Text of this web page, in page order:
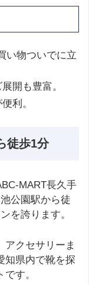
い物ついでに立
開も豊富。
利。
徒歩1分
MART長久手
公園駅から徒
を誇ります。
アクセサリーま
知県内で靴を探
す。